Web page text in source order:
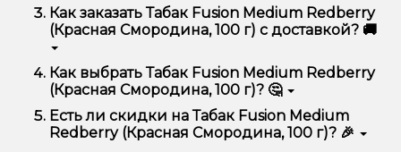
Мы предлагаем только оригинальную продукцию,
широкий ассортимент, выгодные цены и быструю
доставку. Кроме того, у нас регулярные акции и
скидки для клиентов!
Как заказать Табак Fusion Medium Redberry
(Красная Смородина, 100 г) с доставкой? 🚚
Оформить заказ можно в несколько кликов:
Добавьте Табак Fusion Medium Redberry
(Красная Смородина, 100 г) в корзину.
Перейдите к оформлению заказа.
Как выбрать Табак Fusion Medium Redberry
(Красная Смородина, 100 г)? 🤔
Выбор зависит от ваших предпочтений – например,
если это кальян, учитывайте размер, материал и тип
чаши, если вейп – мощность и вкус. Наши
Есть ли скидки на Табак Fusion Medium
Redberry (Красная Смородина, 100 г)? 🎉